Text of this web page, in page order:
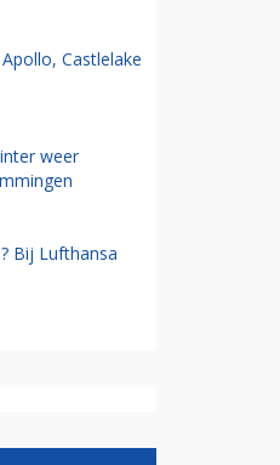
Castlelake
weer
Bij Lufthansa